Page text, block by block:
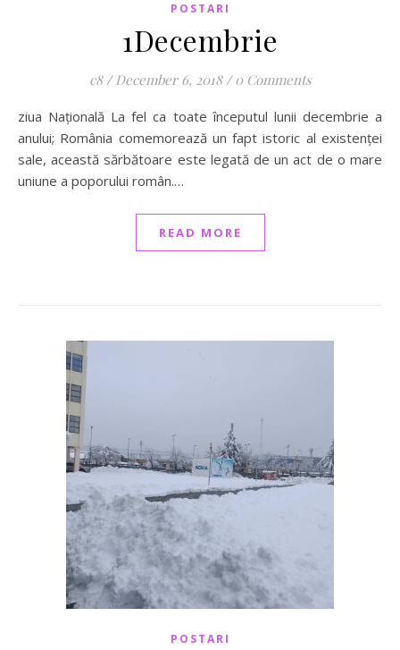
POSTARI
1Decembrie
c8 / December 6, 2018 / 0 Comments
ziua Națională La fel ca toate începutul lunii decembrie a
anului; România comemorează un fapt istoric al existenței
sale, această sărbătoare este legată de un act de o mare
uniune a poporului român.…
READ MORE
POSTARI